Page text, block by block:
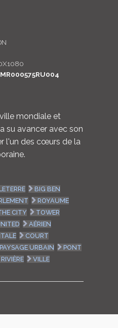
mondiale et
su avancer avec son
l'un des cœurs de la
BIG BEN
ROYAUME
CITY
TOWER
AÉRIEN
COURT
PAYSAGE URBAIN
PONT
RIVIÈRE VILLE